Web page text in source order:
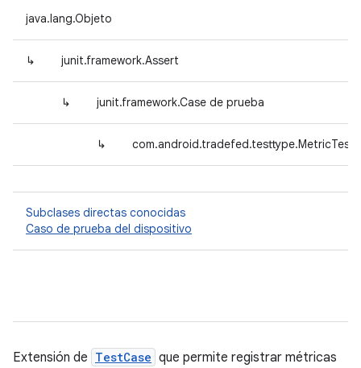
java.lang.Objeto
↳ junit.framework.Assert
↳ junit.framework.Case de prueba
↳
Subclases directas conocidas
Caso de prueba del dispositivo
Extensión de TestCase que permite registrar métricas